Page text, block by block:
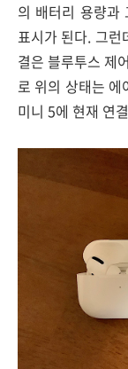
의 배터리 용량과
표시가 된다. 그런
결은 블루투스 제
로 위의 상태는 에
미니 5에 현재 연